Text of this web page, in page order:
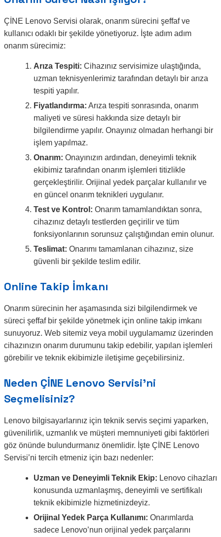
ÇİNE Lenovo Servisi olarak, onarım sürecini şeffaf ve
kullanıcı odaklı bir şekilde yönetiyoruz. İşte adım adım
onarım sürecimiz:
Arıza Tespiti: Cihazınız servisimize ulaştığında,
uzman teknisyenlerimiz tarafından detaylı bir arıza
tespiti yapılır.
Fiyatlandırma: Arıza tespiti sonrasında, onarım
maliyeti ve süresi hakkında size detaylı bir
bilgilendirme yapılır. Onayınız olmadan herhangi bir
işlem yapılmaz.
Onarım: Onayınızın ardından, deneyimli teknik
ekibimiz tarafından onarım işlemleri titizlikle
gerçekleştirilir. Orijinal yedek parçalar kullanılır ve
en güncel onarım teknikleri uygulanır.
Test ve Kontrol: Onarım tamamlandıktan sonra,
cihazınız detaylı testlerden geçirilir ve tüm
fonksiyonlarının sorunsuz çalıştığından emin olunur.
Teslimat: Onarımı tamamlanan cihazınız, size
güvenli bir şekilde teslim edilir.
Online Takip İmkanı
Onarım sürecinin her aşamasında sizi bilgilendirmek ve
süreci şeffaf bir şekilde yönetmek için online takip imkanı
sunuyoruz. Web sitemiz veya mobil uygulamamız üzerinden
cihazınızın onarım durumunu takip edebilir, yapılan işlemleri
görebilir ve teknik ekibimizle iletişime geçebilirsiniz.
Neden ÇİNE Lenovo Servisi’ni
Seçmelisiniz?
Lenovo bilgisayarlarınız için teknik servis seçimi yaparken,
güvenilirlik, uzmanlık ve müşteri memnuniyeti gibi faktörleri
göz önünde bulundurmanız önemlidir. İşte ÇİNE Lenovo
Servisi’ni tercih etmeniz için bazı nedenler:
Uzman ve Deneyimli Teknik Ekip: Lenovo cihazları
konusunda uzmanlaşmış, deneyimli ve sertifikalı
teknik ekibimizle hizmetinizdeyiz.
Orijinal Yedek Parça Kullanımı: Onarımlarda
sadece Lenovo’nun orijinal yedek parçalarını